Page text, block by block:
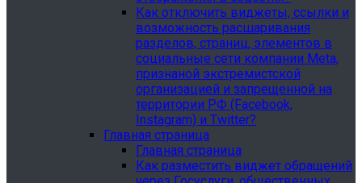
Как отключить виджеты, ссылки и
возможность расшаривания
разделов, страниц, элементов в
социальные сети компании Meta,
признаной экстремистской
организацией и запрещенной на
территории РФ (Facebook,
Instagram) и Twitter?
Главная страница
Главная страница
Как разместить виджет обращений